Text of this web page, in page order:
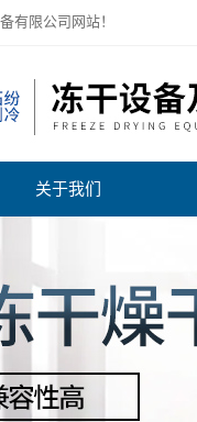
有限公司网站！
关于我们